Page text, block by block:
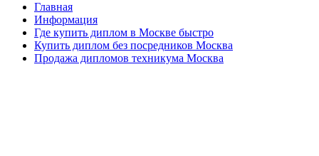
Главная
Информация
Где купить диплом в Москве быстро
Купить диплом без посредников Москва
Продажа дипломов техникума Москва